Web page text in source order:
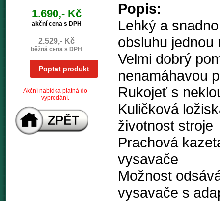
1.690,- Kč
akční cena s DPH
2.529,- Kč
běžná cena s DPH
Poptat produkt
Akční nabídka platná do
vyprodání.
Popis:
Lehký a
obsluhu jednou
Velmi dobrý
nenamáhavou
Rukojeť s
Kuličková
životnost stroje
Prachová
vysavače
Možnost
vysavače s